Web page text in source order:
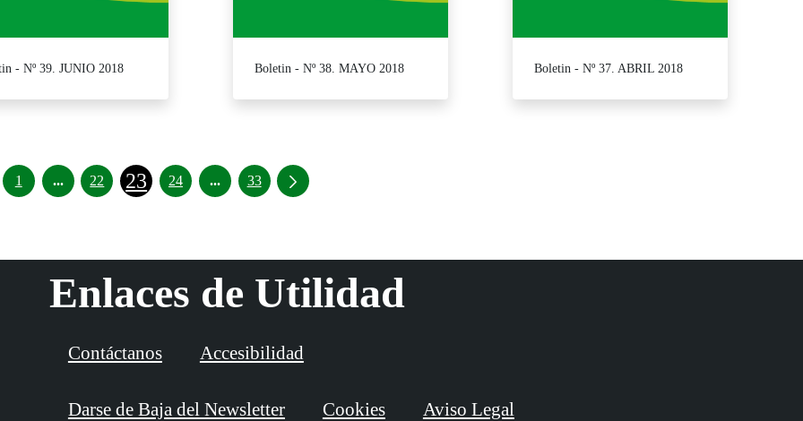
- Nº 39. JUNIO 2018 Boletin - Nº 38. MAYO 2018 Boletin - Nº 37. ABRIL 2018
1 ...Páginas intermedias Use TAB para desplazarse.
22 23 24 ...Páginas intermedias Use TAB para desplazarse.
33
Enlaces de Utilidad
Contáctanos Accesibilidad
Darse de Baja del Newsletter Cookies Aviso Legal